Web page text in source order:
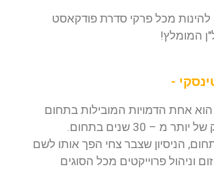
מכל פרקי סדרת פודקאסט
המומלץ!
-
הוא אחת הדמויות המובילות בתחום
מ – 30 שנים בתחום.
הניסיון שצבר צחי הפך אותו לשם
וניהול פרוייקטים מכל הסוגים